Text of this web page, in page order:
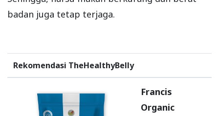
badan juga tetap terjaga.
Rekomendasi TheHealthyBelly
Francis
Organic